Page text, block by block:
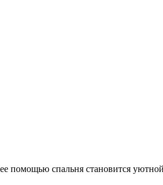
помощью спальня становится